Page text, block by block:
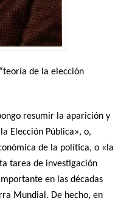
de la elección
resumir la aparición y
Elección Pública», o,
de la política, o «la
tarea de investigación
en las décadas
Mundial. De hecho, en